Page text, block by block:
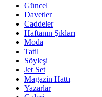
Güncel
Davetler
Caddeler
Haftanın Şıkları
Moda
Tatil
Söyleşi
Jet Set
Magazin Hattı
Yazarlar